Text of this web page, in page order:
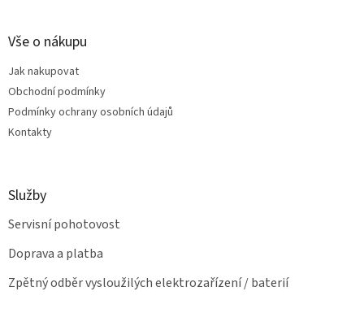
Vše o nákupu
Jak nakupovat
Obchodní podmínky
Podmínky ochrany osobních údajů
Kontakty
Služby
Servisní pohotovost
Doprava a platba
Zpětný odběr vysloužilých elektrozařízení / baterií